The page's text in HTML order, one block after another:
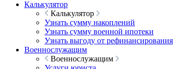
Калькулятор
Калькулятор
Узнать сумму накоплений
Узнать сумму военной ипотеки
Узнать выгоду от рефинансирования
Военнослужащим
Военнослужащим